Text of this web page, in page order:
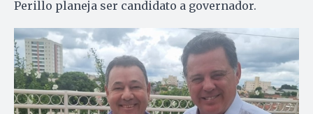
Perillo planeja ser candidato a governador.